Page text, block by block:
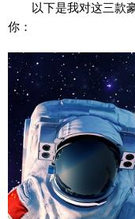
以下是我对这三款
你：